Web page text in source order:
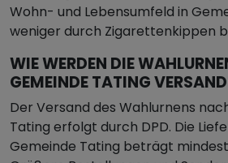
Wohn- und Lebensumfeld in
weniger durch Zigarettenkippen
WIE WERDEN DIE
GEMEINDE TATING
Der Versand des Wahlurnens
Tating erfolgt durch DPD. Die
Gemeinde Tating beträgt